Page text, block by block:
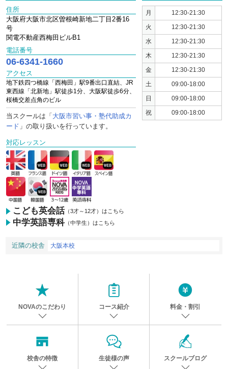
住所
大阪府大阪市北区曽根崎新地二丁目2番16
号
関電不動産西梅田ビルB1
電話番号
06-6341-1660
アクセス
地下鉄四つ橋線「西梅田」駅9番出口直結、JR
東西線「北新地」駅徒歩1分、大阪駅徒歩6分、
桜橋交差点角のビル
当スクールは「 大阪市習い事・塾代助成カ
ード 」の取り扱いを行っています。
対応レッスン
こども英会話（3才～12才）はこちら
中学英語専科（中学生）はこちら
月 12:30-21:30
火 12:30-21:30
水 12:30-21:30
木 12:30-21:30
金 12:30-21:30
土 09:00-18:00
日 09:00-18:00
祝 09:00-18:00
近隣の校舎 大阪本校
NOVAのこだわり コース紹介 料金・割引
校舎の特徴 生徒様の声 スクールブログ